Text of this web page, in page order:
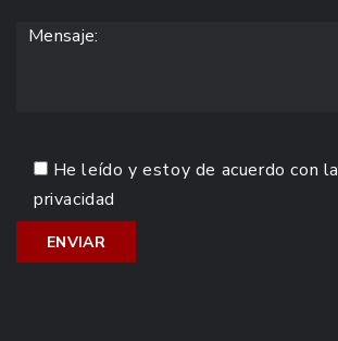
He leído y estoy de acuerdo con la
privacidad